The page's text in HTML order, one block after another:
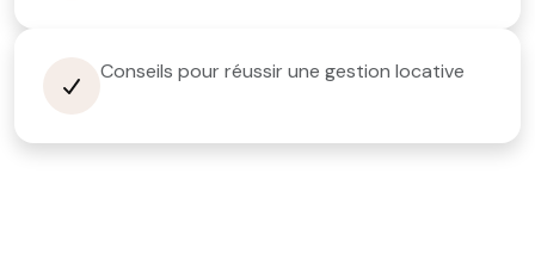
Conseils pour réussir une gestion locative